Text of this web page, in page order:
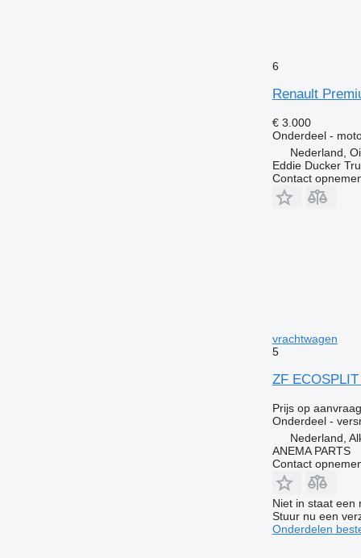
6
Renault
€ 3.000
Onderdeel -
Nederland,
Eddie Ducker
Contact
vrachtwagen
5
ZF
Prijs op aanvraag
Onderdeel -
Nederland,
ANEMA PARTS
Contact
Niet in staat een
Stuur nu een
Onderdelen